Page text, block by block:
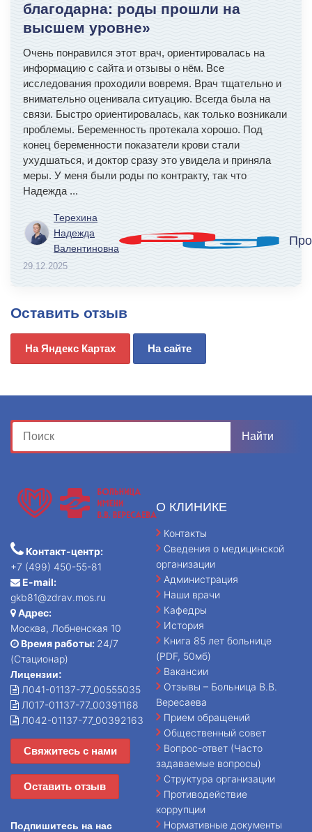
благодарна: роды прошли на
высшем уровне»
Очень понравился этот врач, ориентировалась на
информацию с сайта и отзывы о нём. Все
исследования проходили вовремя. Врач тщательно и
внимательно оценивала ситуацию. Всегда была на
связи. Быстро ориентировалась, как только возникали
проблемы. Беременность протекала хорошо. Под
конец беременности показатели крови стали
ухудшаться, и доктор сразу это увидела и приняла
меры. У меня были роды по контракту, так что
Надежда ...
Терехина
Надежда
Валентиновна
29.12.2025
Оставить отзыв
На Яндекс Картах На сайте
Контакт-центр:
+7 (499) 450-55-81
E-mail:
gkb81@zdrav.mos.ru
Адрес:
Москва, Лобненская 10
Время работы: 24/7
(Стационар)
Лицензии:
Л041-01137-77_00555035
Л017-01137-77_00391168
Л042-01137-77_00392163
Свяжитесь с нами
Оставить отзыв
Подпишитесь на нас
О КЛИНИКЕ
Контакты
Сведения о медицинской
организации
Администрация
Наши врачи
Кафедры
История
Книга 85 лет больнице
(PDF, 50мб)
Вакансии
Отзывы – Больница В.В.
Вересаева
Прием обращений
Общественный совет
Вопрос-ответ (Часто
задаваемые вопросы)
Структура организации
Противодействие
коррупции
Нормативные документы